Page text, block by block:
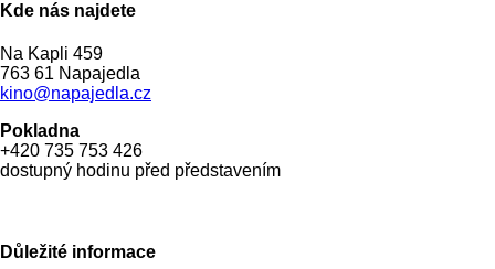
Kde nás najdete
Na Kapli 459
763 61 Napajedla
kino@napajedla.cz
Pokladna
+420 735 753 426
dostupný hodinu před představením
Důležité informace